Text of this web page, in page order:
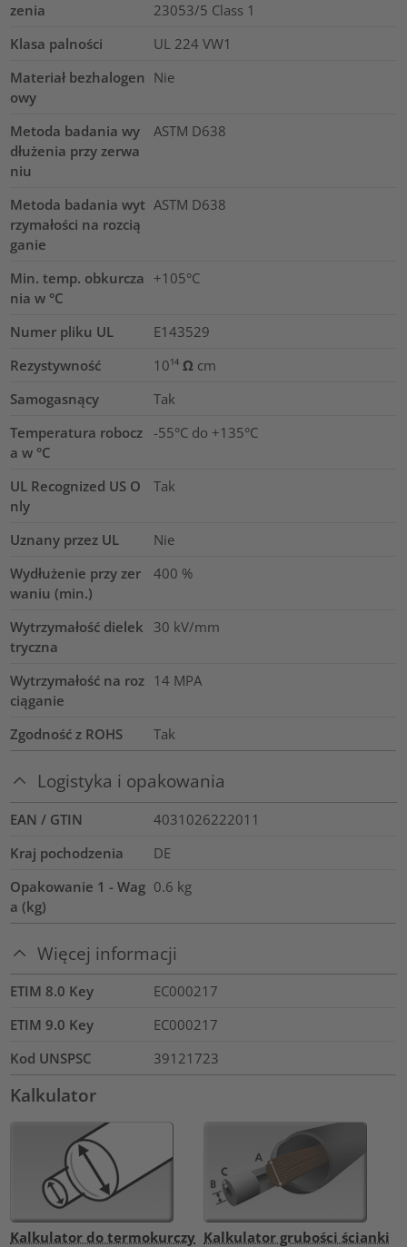
zenia
23053/5 Class 1
Klasa palności
UL 224 VW1
Materiał bezhalogen
owy
Nie
Metoda badania wy
dłużenia przy zerwa
niu
ASTM D638
Metoda badania wyt
rzymałości na rozcią
ganie
ASTM D638
Min. temp. obkurcza
nia w °C
+105°C
Numer pliku UL
E143529
Rezystywność
10¹⁴ Ω cm
Samogasnący
Tak
Temperatura robocz
a w °C
-55°C do +135°C
UL Recognized US O
nly
Tak
Uznany przez UL
Nie
Wydłużenie przy zer
waniu (min.)
400 %
Wytrzymałość dielek
tryczna
30 kV/mm
Wytrzymałość na roz
ciąganie
14 MPA
Zgodność z ROHS Tak
Logistyka i opakowania
EAN / GTIN
4031026222011
Kraj pochodzenia
DE
Opakowanie 1 - Wag
a (kg)
0.6 kg
Więcej informacji
ETIM 8.0 Key
EC000217
ETIM 9.0 Key
EC000217
Kod UNSPSC
39121723
Kalkulator
Kalkulator do termokurczy Kalkulator grubości ścianki